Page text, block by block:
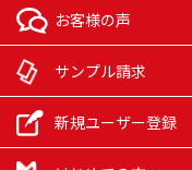
4,000部
101,390
円
78,910円
4,500部
105,880
円
86,210円
お客様の声
サンプル請求
新規ユーザー登録